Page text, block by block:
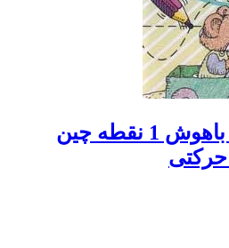
کتاب دنیای کودکان باهوش 1 نقطه چین